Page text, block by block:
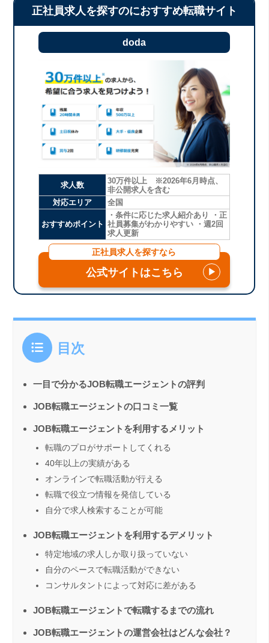
正社員求人を探すのにおすすめ転職サイト
doda
求人数
30万件以上 ※2026年6月時点、
非公開求人を含む
対応エリア
全国
おすすめポイント
・条件に応じた求人紹介あり ・正
社員募集がわかりやすい ・週2回
求人更新
正社員求人を探すなら
公式サイトはこちら ▶
目次
一目で分かるJOB転職エージェントの評判
JOB転職エージェントの口コミ一覧
JOB転職エージェントを利用するメリット
転職のプロがサポートしてくれる
40年以上の実績がある
オンラインで転職活動が行える
転職で役立つ情報を発信している
自分で求人検索することが可能
JOB転職エージェントを利用するデメリット
特定地域の求人しか取り扱っていない
自分のペースで転職活動ができない
コンサルタントによって対応に差がある
JOB転職エージェントで転職するまでの流れ
JOB転職エージェントの運営会社はどんな会社？